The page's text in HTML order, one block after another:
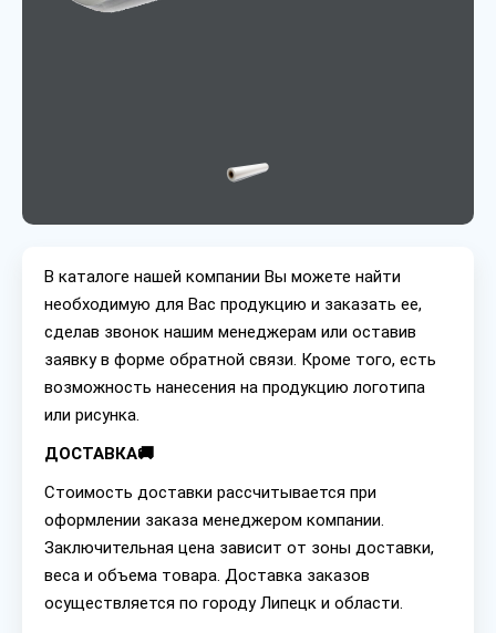
В каталоге нашей компании Вы можете найти
необходимую для Вас продукцию и заказать ее,
сделав звонок нашим менеджерам или оставив
заявку в форме обратной связи. Кроме того, есть
возможность нанесения на продукцию логотипа
или рисунка.
ДОСТАВКА🚚
Стоимость доставки рассчитывается при
оформлении заказа менеджером компании.
Заключительная цена зависит от зоны доставки,
веса и объема товара. Доставка заказов
осуществляется по городу Липецк и области.